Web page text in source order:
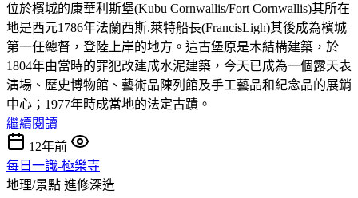
位於檳城的康華利斯堡(Kubu Cornwallis/Fort Cornwallis)其所在
地是西元1786年法蘭西斯.萊特船長(FrancisLigh)其後成為檳城
第一任總督，登陸上岸的地方。這古堡原是木結構建築，於
1804年由當時的罪犯改建成水泥建築，今天已成為一個露天表
演場、歷史博物館、藝術品陳列館及手工藝品和紀念品的展銷
中心；1977年時成當地的法定古蹟。
繼續閱讀
12年前
每日一識-極樂寺
地理/景點 進修深造